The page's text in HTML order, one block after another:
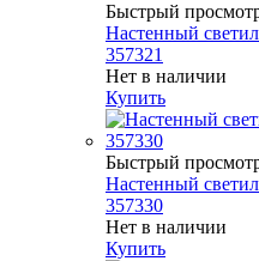
Быстрый
Настенный
357321
Нет в наличии
Купить
Быстрый
Настенный
357330
Нет в наличии
Купить